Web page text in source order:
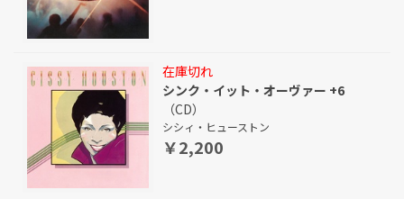
在庫切れ
シンク・イット・オーヴァー +6
（CD）
シシィ・ヒューストン
￥2,200